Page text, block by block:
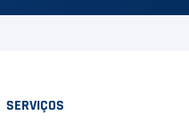
SERVIÇOS